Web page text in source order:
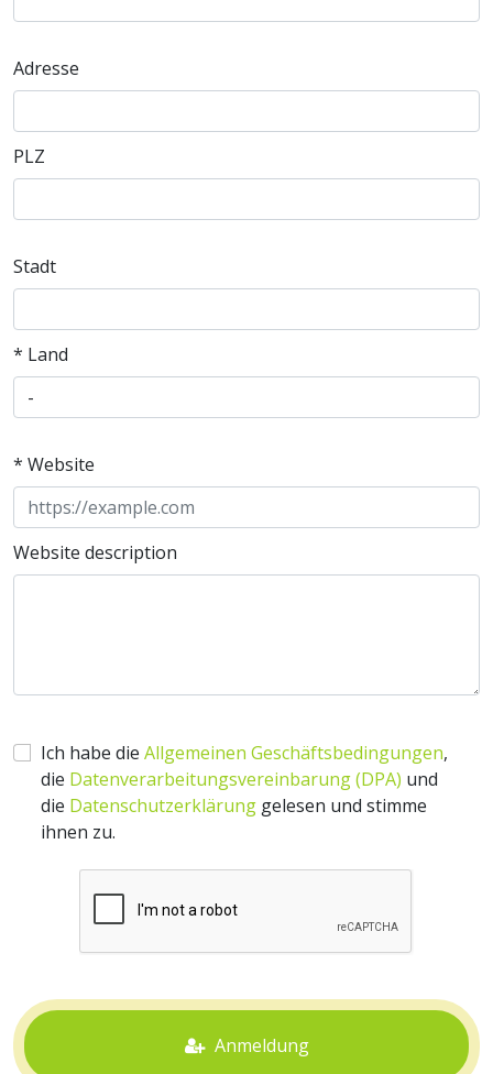
Adresse
PLZ
Stadt
* Land
* Website
Website description
Ich habe die Allgemeinen Geschäftsbedingungen,
die Datenverarbeitungsvereinbarung (DPA) und
die Datenschutzerklärung gelesen und stimme
ihnen zu.
Anmeldung